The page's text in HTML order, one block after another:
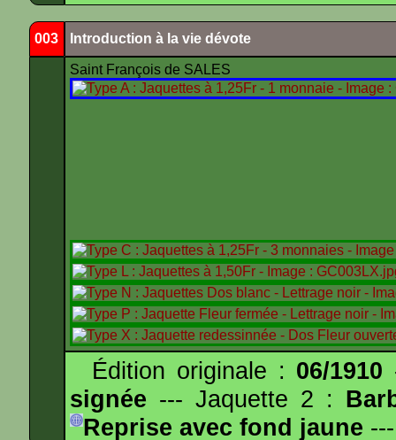
003 Introduction à la vie dévote
Saint François de SALES
Édition originale : 06/1910
signée --- Jaquette 2 :
Reprise avec fond jaune ---